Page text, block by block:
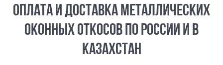
ОПЛАТА И ДОСТАВКА МЕТАЛЛИЧЕСКИХ
ОКОННЫХ ОТКОСОВ ПО РОССИИ И В
КАЗАХСТАН